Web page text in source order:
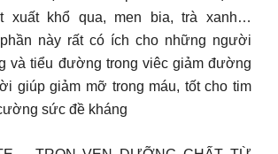
xuất khổ qua, men bia, trà xanh…
này rất có ích cho những người
và tiểu đường trong viêc giảm đường
giúp giảm mỡ trong máu, tốt cho tim
sức đề kháng